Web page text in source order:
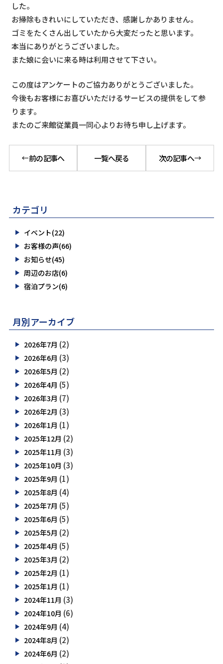
した。
お掃除もきれいにしていただき、感謝しかありません。
ゴミをたくさん出していたから大変だったと思います。
本当にありがとうございました。
また娘に会いに来る時は利用させて下さい。
この度はアンケートのご協力ありがとうございました。
今後もお客様にお喜びいただけるサービスの提供をして参
ります。
またのご来館従業員一同心よりお待ち申し上げます。
前の記事へ 一覧へ戻る 次の記事へ
カテゴリ
イベント(22)
お客様の声(66)
お知らせ(45)
周辺のお店(6)
宿泊プラン(6)
月別アーカイブ
2026年7月 (2)
2026年6月 (3)
2026年5月 (2)
2026年4月 (5)
2026年3月 (7)
2026年2月 (3)
2026年1月 (1)
2025年12月 (2)
2025年11月 (3)
2025年10月 (3)
2025年9月 (1)
2025年8月 (4)
2025年7月 (5)
2025年6月 (5)
2025年5月 (2)
2025年4月 (5)
2025年3月 (2)
2025年2月 (1)
2025年1月 (1)
2024年11月 (3)
2024年10月 (6)
2024年9月 (4)
2024年8月 (2)
2024年6月 (2)